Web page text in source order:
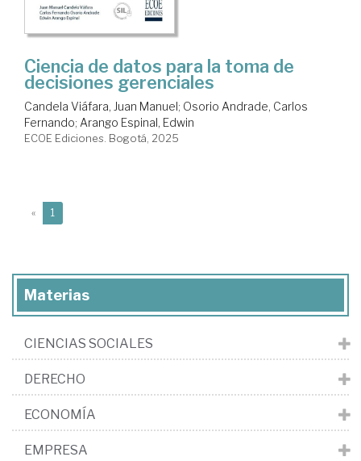
Ciencia de datos para la toma de
decisiones gerenciales
Candela Viáfara, Juan Manuel; Osorio Andrade, Carlos
Fernando; Arango Espinal, Edwin
ECOE Ediciones. Bogotá, 2025
« 1
Materias
CIENCIAS SOCIALES
DERECHO
ECONOMÍA
EMPRESA